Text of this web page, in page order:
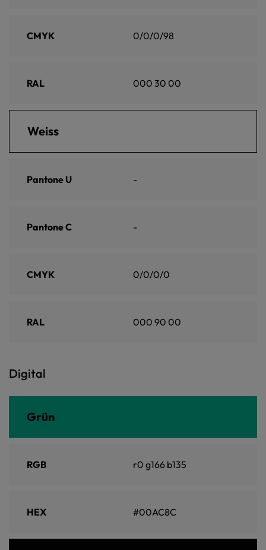
CMYK 0/0/0/98
RAL 000 30 00
Weiss
Pantone U -
Pantone C -
CMYK 0/0/0/0
RAL 000 90 00
Digital
Grün
RGB r0 g166 b135
HEX #00AC8C